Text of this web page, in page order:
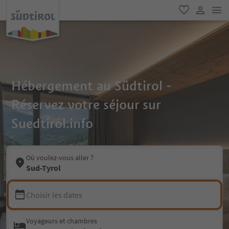
favori
lien
Hébergement au Südtirol -
Réservez votre séjour sur
Suedtirol.info
Où voulez-vous aller ?
Sud-Tyrol
Choisir les dates
Voyageurs et chambres